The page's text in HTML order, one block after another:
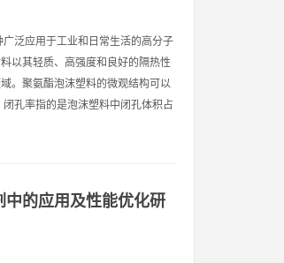
泛应用于工业和日常生活的高分子
以其轻质、高强度和良好的隔热性
。聚氨酯泡沫塑料的微观结构可以
孔率指的是泡沫塑料中闭孔体积占
的应用及性能优化研